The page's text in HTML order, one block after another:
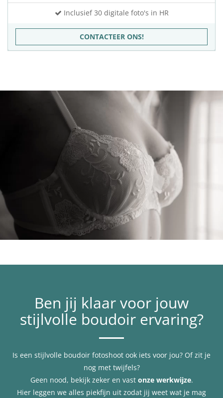
Inclusief 30 digitale foto's in HR
CONTACTEER ONS!
Ben jij klaar voor jouw
stijlvolle boudoir ervaring?
Is een stijlvolle boudoir fotoshoot ook iets voor jou? Of zit je
nog met twijfels?
Geen nood, bekijk zeker en vast onze werkwijze.
Hier leggen we alles piekfijn uit zodat jij weet wat je mag